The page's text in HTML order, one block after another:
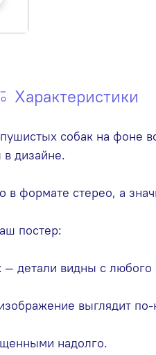
Характеристики
собак на фоне
дизайне.
формате стерео, а
постер:
— детали видны с любого
выглядит
надолго.